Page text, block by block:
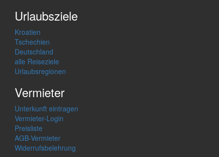
Urlaubsziele
Kroatien
Tschechien
Deutschland
alle Reiseziele
Urlaubsregionen
Vermieter
Unterkunft eintragen
Vermieter-Login
Preisliste
AGB-Vermieter
Widerrufsbelehrung